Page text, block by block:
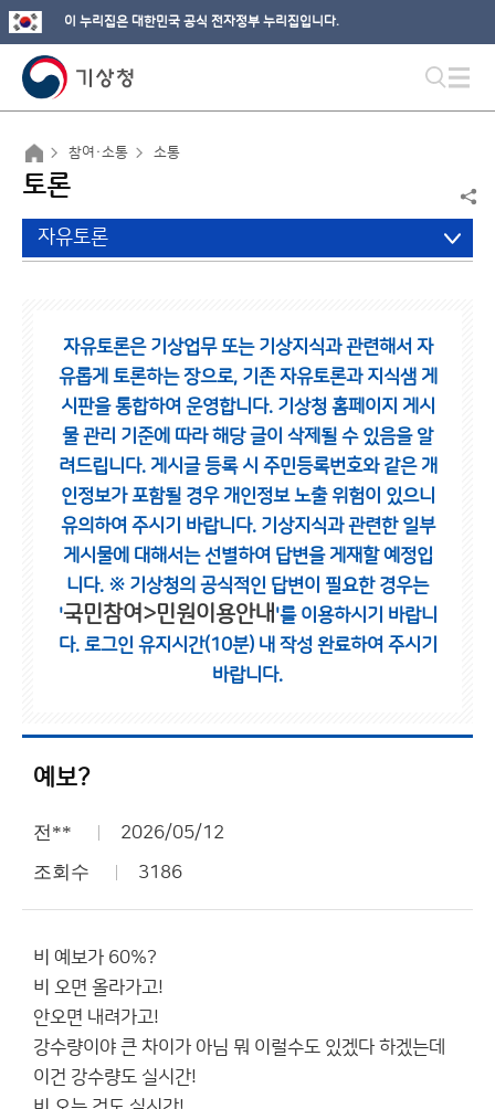
이 누리집은 대한민국 공식 전자정부 누리집입니다.
참여·소통 소통
토론
자유토론
자유토론은 기상업무 또는 기상지식과 관련해서 자
유롭게 토론하는 장으로, 기존 자유토론과 지식샘 게
시판을 통합하여 운영합니다. 기상청 홈페이지 게시
물 관리 기준에 따라 해당 글이 삭제될 수 있음을 알
려드립니다. 게시글 등록 시 주민등록번호와 같은 개
인정보가 포함될 경우 개인정보 노출 위험이 있으니
유의하여 주시기 바랍니다. 기상지식과 관련한 일부
게시물에 대해서는 선별하여 답변을 게재할 예정입
니다. ※ 기상청의 공식적인 답변이 필요한 경우는
'국민참여>민원이용안내 '를 이용하시기 바랍니
다. 로그인 유지시간(10분) 내 작성 완료하여 주시기
바랍니다.
예보?
전** 2026/05/12
조회수 3186
비 예보가 60%?
비 오면 올라가고!
안오면 내려가고!
강수량이야 큰 차이가 아님 뭐 이럴수도 있겠다 하겠는데
이건 강수량도 실시간!